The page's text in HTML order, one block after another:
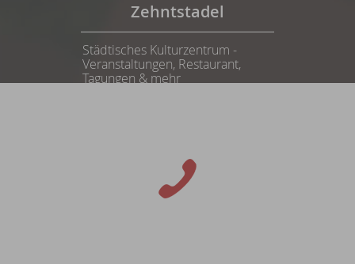
Zehntstadel
Städtisches Kulturzentrum -
Veranstaltungen, Restaurant,
Tagungen & mehr